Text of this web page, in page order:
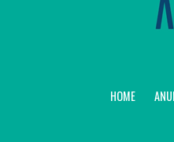
HOME